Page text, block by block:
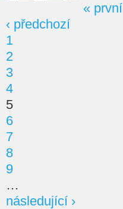
« první
‹ předchozí
1
2
3
4
5
6
7
8
9
…
následující ›